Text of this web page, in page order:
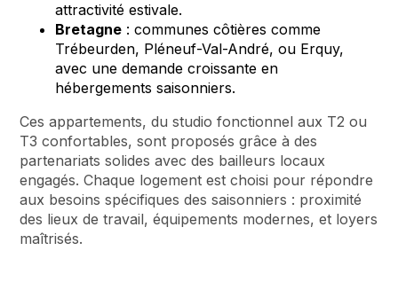
attractivité estivale.
Bretagne : communes côtières comme
Trébeurden, Pléneuf-Val-André, ou Erquy,
avec une demande croissante en
hébergements saisonniers.
Ces appartements, du studio fonctionnel aux T2 ou
T3 confortables, sont proposés grâce à des
partenariats solides avec des bailleurs locaux
engagés. Chaque logement est choisi pour répondre
aux besoins spécifiques des saisonniers : proximité
des lieux de travail, équipements modernes, et loyers
maîtrisés.